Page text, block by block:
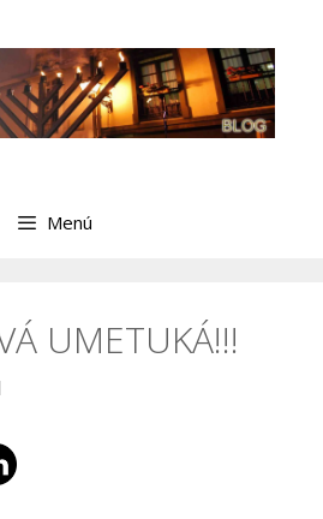
Menú
UMETUKÁ!!!